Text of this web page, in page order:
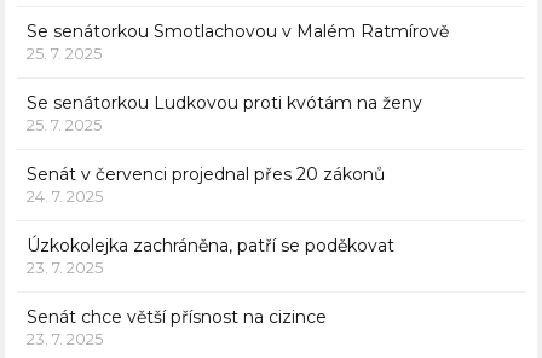
Se senátorkou Smotlachovou v Malém Ratmírově
25. 7. 2025
Se senátorkou Ludkovou proti kvótám na ženy
25. 7. 2025
Senát v červenci projednal přes 20 zákonů
24. 7. 2025
Úzkokolejka zachráněna, patří se poděkovat
23. 7. 2025
Senát chce větší přísnost na cizince
23. 7. 2025